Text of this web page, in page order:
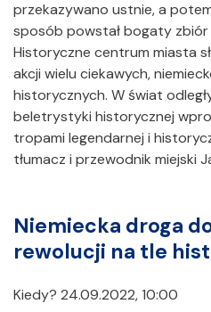
przekazywano ustnie, a
sposób powstał bogaty zbiór
Historyczne centrum miasta
akcji wielu ciekawych,
historycznych. W świat
beletrystyki historycznej
tropami legendarnej i
tłumacz i przewodnik miejski
Niemiecka droga do pokojowej
rewolucji na tle
Kiedy? 24.09.2022, 10:00